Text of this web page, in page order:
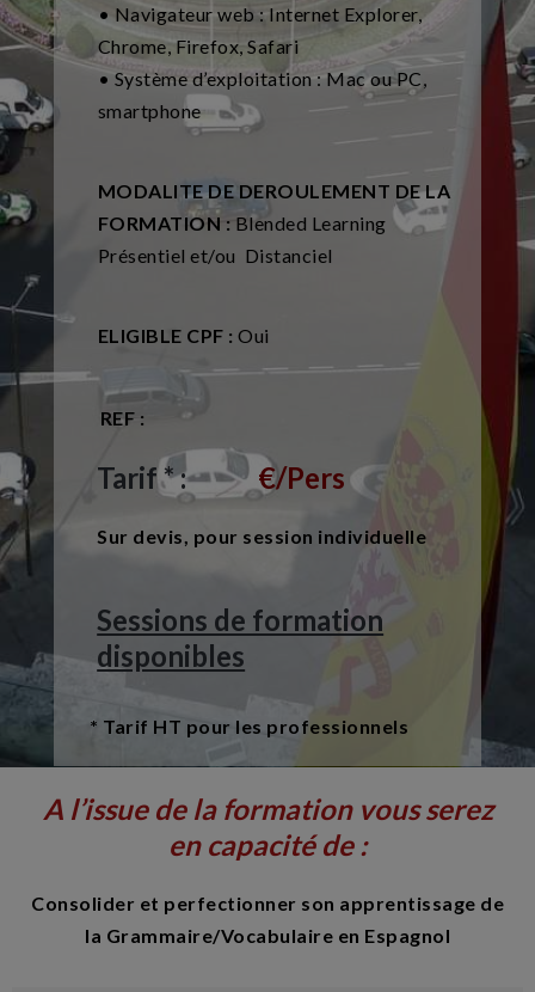
• Navigateur web : Internet Explorer,
Chrome, Firefox, Safari
• Système d’exploitation : Mac ou PC,
smartphone
MODALITE DE DEROULEMENT DE LA
FORMATION : Blended Learning
Présentiel et/ou Distanciel
ELIGIBLE CPF :Oui
REF :
Tarif * : €/Pers
Sur devis, pour session individuelle
Sessions de formation
disponibles
* Tarif HT pour les professionnels
A l’issue de la formation vous serez
en capacité de :
Consolider et perfectionner son apprentissage de
la Grammaire/Vocabulaire en Espagnol